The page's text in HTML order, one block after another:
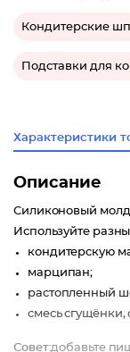
Кондитерские
Подставки для
Характеристики
Описание
Силиконовый молд
Используйте
кондитерскую
марципан;
растопленный
смесь сгущёнки,
Совет:добавьте